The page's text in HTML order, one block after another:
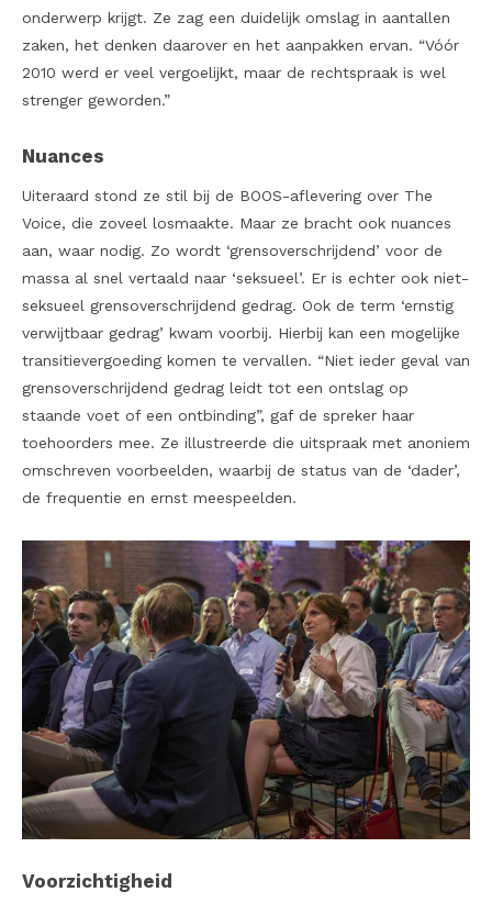
onderwerp krijgt. Ze zag een duidelijk omslag in aantallen
zaken, het denken daarover en het aanpakken ervan. “Vóór
2010 werd er veel vergoelijkt, maar de rechtspraak is wel
strenger geworden.”
Nuances
Uiteraard stond ze stil bij de BOOS-aflevering over The
Voice, die zoveel losmaakte. Maar ze bracht ook nuances
aan, waar nodig. Zo wordt ‘grensoverschrijdend’ voor de
massa al snel vertaald naar ‘seksueel’. Er is echter ook niet-
seksueel grensoverschrijdend gedrag. Ook de term ‘ernstig
verwijtbaar gedrag’ kwam voorbij. Hierbij kan een mogelijke
transitievergoeding komen te vervallen. “Niet ieder geval van
grensoverschrijdend gedrag leidt tot een ontslag op
staande voet of een ontbinding”, gaf de spreker haar
toehoorders mee. Ze illustreerde die uitspraak met anoniem
omschreven voorbeelden, waarbij de status van de ‘dader’,
de frequentie en ernst meespeelden.
Voorzichtigheid